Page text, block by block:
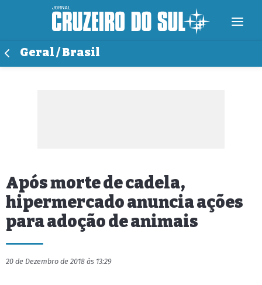
Geral / Brasil
Após morte de cadela,
hipermercado anuncia ações
para adoção de animais
20 de Dezembro de 2018 às 13:29